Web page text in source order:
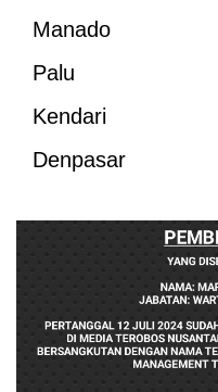
Manado
Palu
Kendari
Denpasar